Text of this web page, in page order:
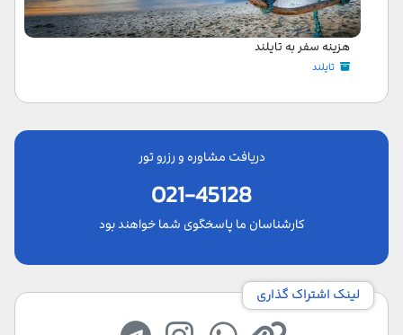
هزینه سفر به تایلند
تایلند
دریافت مشاوره و رزرو تور
021-45128
کارشناسان ما پاسخگوی شما خواهند بود
لینک اشتراک گذاری